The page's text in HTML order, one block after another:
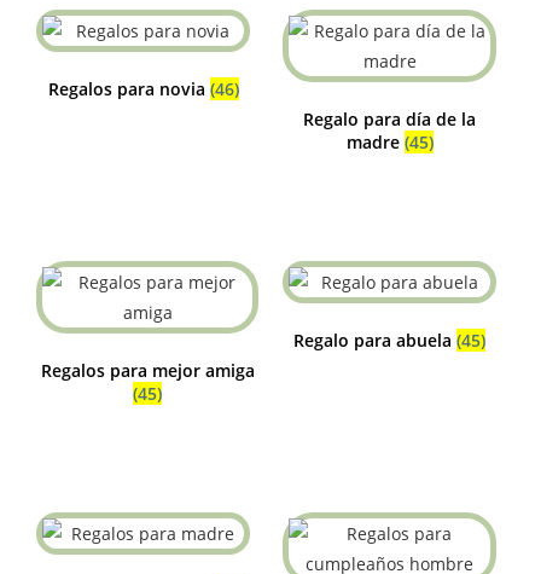
Regalos para novia (46)
Regalo para día de la
madre (45)
Regalos para mejor amiga
(45)
Regalo para abuela (45)